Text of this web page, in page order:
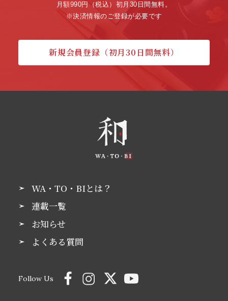
月額990円（税込）初月30日間無料。
※決済情報のご登録が必要です
新規会員登録（初月30日間無料）
WA・TO・BIとは？
連載一覧
お知らせ
よくある質問
Follow Us